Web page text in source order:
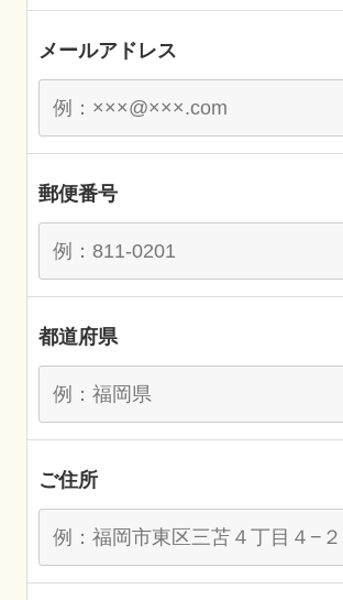
メールアドレス
郵便番号
都道府県
ご住所